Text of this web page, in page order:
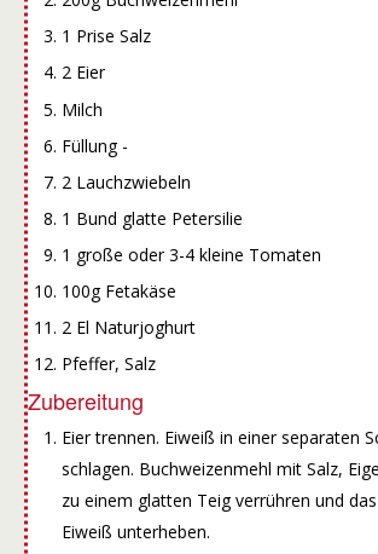
1 Prise Salz
2 Eier
Milch
Füllung -
2 Lauchzwiebeln
1 Bund glatte Petersilie
1 große oder 3-4 kleine Tomaten
100g Fetakäse
2 El Naturjoghurt
Pfeffer, Salz
Zubereitung
Eier trennen. Eiweiß in einer separaten
schlagen. Buchweizenmehl mit Salz,
zu einem glatten Teig verrühren und
Eiweiß unterheben.